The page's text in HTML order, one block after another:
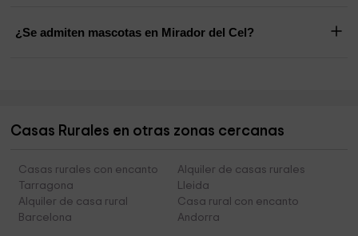
¿Se admiten mascotas en Mirador del Cel?
Casas Rurales en otras zonas cercanas
Casas rurales con encanto
Tarragona
Alquiler de casas rurales
Lleida
Alquiler de casa rural
Barcelona
Casa rural con encanto
Andorra